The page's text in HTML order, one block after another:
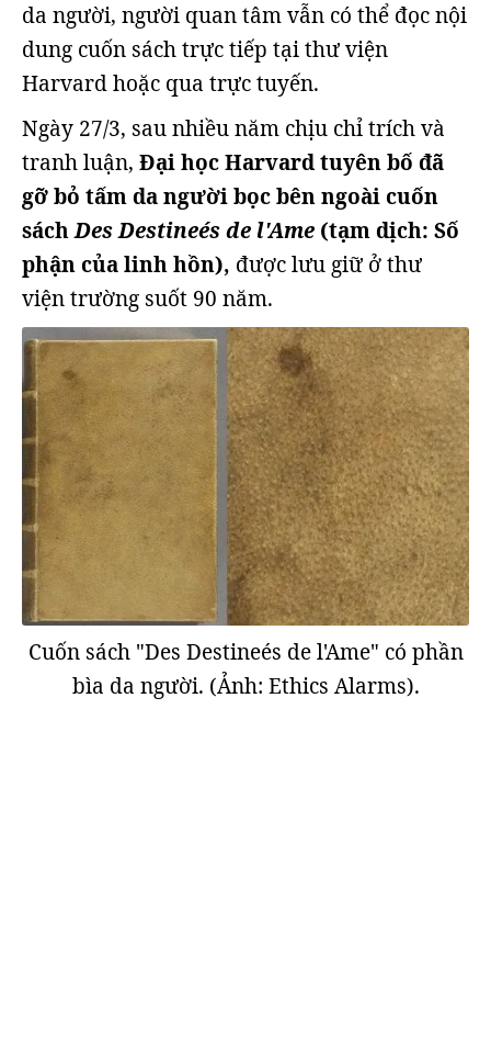
da người, người quan tâm vẫn có thể đọc nội
dung cuốn sách trực tiếp tại thư viện
Harvard hoặc qua trực tuyến.
Ngày 27/3, sau nhiều năm chịu chỉ trích và
tranh luận, Đại học Harvard tuyên bố đã
gỡ bỏ tấm da người bọc bên ngoài cuốn
sáchDes Destineés de l'Ame (tạm dịch: Số
phận của linh hồn), được lưu giữ ở thư
viện trường suốt 90 năm.
Cuốn sách "Des Destineés de l'Ame" có phần
bìa da người. (Ảnh: Ethics Alarms).